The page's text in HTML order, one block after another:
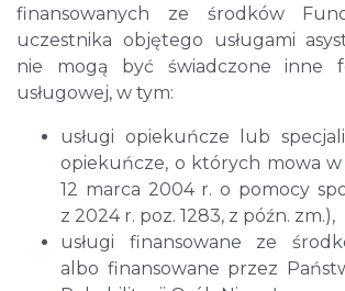
finansowanych ze środków
uczestnika objętego usługami
nie mogą być świadczone inne
usługowej, w tym:
usługi opiekuńcze lub
opiekuńcze, o których mowa
12 marca 2004 r. o pomocy
z 2024 r. poz. 1283, z późn. zm.),
usługi finansowane ze
albo finansowane przez